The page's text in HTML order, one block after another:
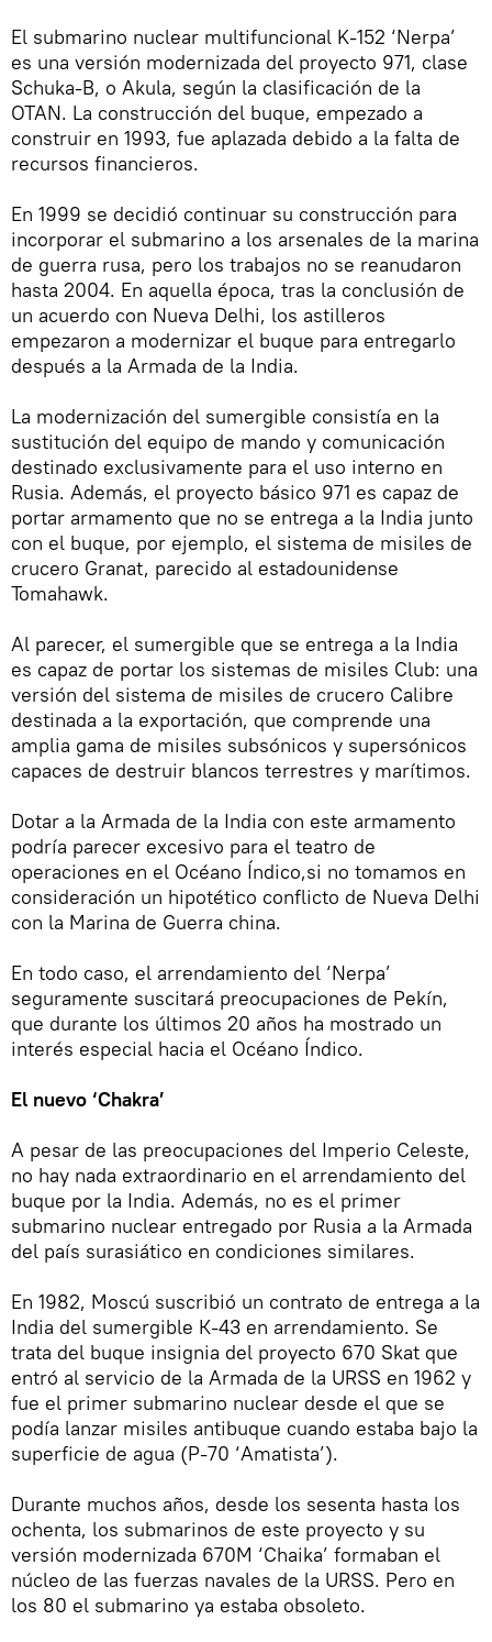
El submarino nuclear multifuncional K-152 ‘Nerpa’
es una versión modernizada del proyecto 971, clase
Schuka-B, o Akula, según la clasificación de la
OTAN. La construcción del buque, empezado a
construir en 1993, fue aplazada debido a la falta de
recursos financieros.
En 1999 se decidió continuar su construcción para
incorporar el submarino a los arsenales de la marina
de guerra rusa, pero los trabajos no se reanudaron
hasta 2004. En aquella época, tras la conclusión de
un acuerdo con Nueva Delhi, los astilleros
empezaron a modernizar el buque para entregarlo
después a la Armada de la India.
La modernización del sumergible consistía en la
sustitución del equipo de mando y comunicación
destinado exclusivamente para el uso interno en
Rusia. Además, el proyecto básico 971 es capaz de
portar armamento que no se entrega a la India junto
con el buque, por ejemplo, el sistema de misiles de
crucero Granat, parecido al estadounidense
Tomahawk.
Al parecer, el sumergible que se entrega a la India
es capaz de portar los sistemas de misiles Club: una
versión del sistema de misiles de crucero Calibre
destinada a la exportación, que comprende una
amplia gama de misiles subsónicos y supersónicos
capaces de destruir blancos terrestres y marítimos.
Dotar a la Armada de la India con este armamento
podría parecer excesivo para el teatro de
operaciones en el Océano Índico,si no tomamos en
consideración un hipotético conflicto de Nueva Delhi
con la Marina de Guerra china.
En todo caso, el arrendamiento del ‘Nerpa’
seguramente suscitará preocupaciones de Pekín,
que durante los últimos 20 años ha mostrado un
interés especial hacia el Océano Índico.
El nuevo ‘Chakra’
A pesar de las preocupaciones del Imperio Celeste,
no hay nada extraordinario en el arrendamiento del
buque por la India. Además, no es el primer
submarino nuclear entregado por Rusia a la Armada
del país surasiático en condiciones similares.
En 1982, Moscú suscribió un contrato de entrega a la
India del sumergible К-43 en arrendamiento. Se
trata del buque insignia del proyecto 670 Skat que
entró al servicio de la Armada de la URSS en 1962 y
fue el primer submarino nuclear desde el que se
podía lanzar misiles antibuque cuando estaba bajo la
superficie de agua (P-70 ‘Amatista’).
Durante muchos años, desde los sesenta hasta los
ochenta, los submarinos de este proyecto y su
versión modernizada 670М ‘Chaika’ formaban el
núcleo de las fuerzas navales de la URSS. Pero en
los 80 el submarino ya estaba obsoleto.